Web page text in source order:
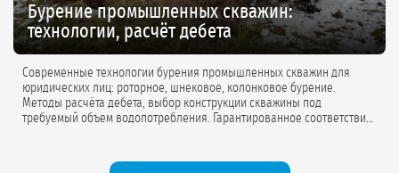
Бурение промышленных скважин:
технологии, расчёт дебета
Современные технологии бурения промышленных скважин для
юридических лиц: роторное, шнековое, колонковое бурение.
Методы расчёта дебета, выбор конструкции скважины под
требуемый объем водопотребления. Гарантированное соответствие